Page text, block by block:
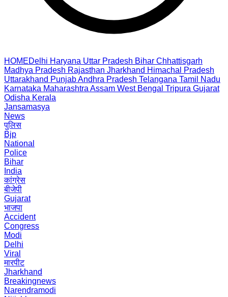
HOMEDelhi Haryana Uttar Pradesh Bihar Chhattisgarh
Madhya Pradesh Rajasthan Jharkhand Himachal Pradesh
Uttarakhand PunjabAndhra Pradesh Telangana Tamil Nadu
Karnataka Maharashtra Assam West Bengal Tripura Gujarat
Odisha Kerala
Jansamasya
News
पुलिस
Bjp
National
Police
Bihar
India
कांग्रेस
बीजेपी
Gujarat
भाजपा
Accident
Congress
Modi
Delhi
Viral
मारपीट
Jharkhand
Breakingnews
Narendramodi